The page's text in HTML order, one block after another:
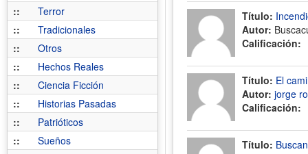
::
Terror
::
Tradicionales
::
Otros
::
Hechos Reales
::
Ciencia Ficción
::
Historias Pasadas
::
Patrióticos
::
Sueños
Título:
Autor:
Calificación:
Título: El
Autor: jorge
Calificación:
Título: